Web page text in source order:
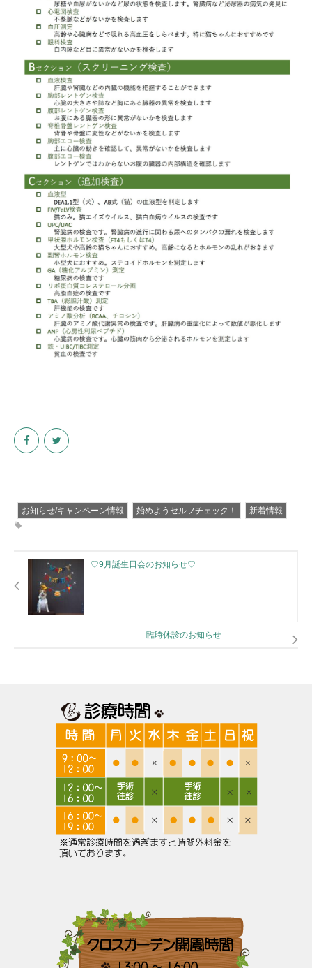
お知らせ/キャンペーン情報 始めようセルフチェック！ 新着情報
♡9月誕生日会のお知らせ♡
臨時休診のお知らせ